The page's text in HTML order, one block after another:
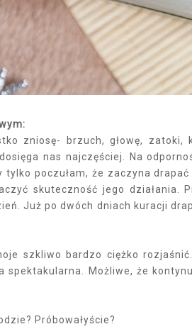
zniosę- brzuch, głowę,
nas najczęściej. Na
tylko poczułam, że zaczyna
skuteczność jego
Już po dwóch dniach kuracji
szkliwo bardzo ciężko
spektakularna. Możliwe, że
Próbowałyście?